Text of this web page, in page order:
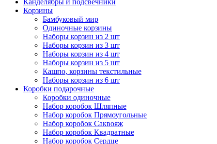
Канделябры и подсвечники
Корзины
Бамбуковый мир
Одиночные корзины
Наборы корзин из 2 шт
Наборы корзин из 3 шт
Наборы корзин из 4 шт
Наборы корзин из 5 шт
Кашпо, корзины текстильные
Наборы корзин из 6 шт
Коробки подарочные
Коробки одиночные
Набор коробок Шляпные
Набор коробок Прямоугольные
Набор коробок Саквояж
Набор коробок Квадратные
Набор коробок Сердце